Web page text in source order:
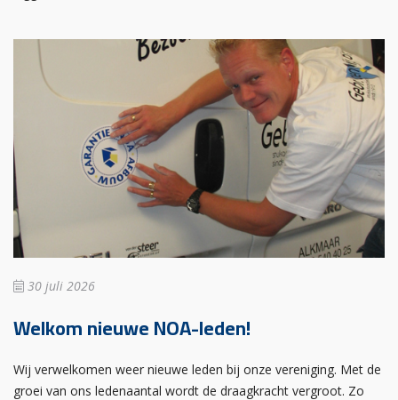
30 juli 2026
Welkom nieuwe NOA-leden!
Wij verwelkomen weer nieuwe leden bij onze vereniging. Met de
groei van ons ledenaantal wordt de draagkracht vergroot. Zo